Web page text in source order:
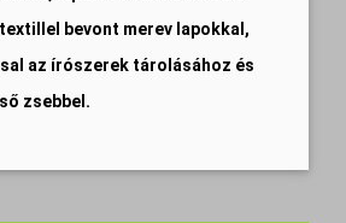
bevont merev lapokkal,
az írószerek tárolásához és
zsebbel.